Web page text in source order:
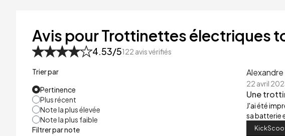
53kg
Avis pour Trottinettes électriques
4.53/5122 avis vérifiés
Trier par
Pertinence
Plus récent
Note la plus élevée
Note la plus faible
Filtrer par note
Alexandre
22 avril
Une
J'ai été
sa batterie